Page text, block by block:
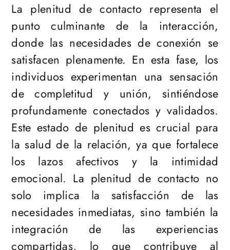
La plenitud de contacto representa el
punto culminante de la interacción,
donde las necesidades de conexión se
satisfacen plenamente. En esta fase, los
individuos experimentan una sensación
de completitud y unión, sintiéndose
profundamente conectados y validados.
Este estado de plenitud es crucial para
la salud de la relación, ya que fortalece
los lazos afectivos y la intimidad
emocional. La plenitud de contacto no
solo implica la satisfacción de las
necesidades inmediatas, sino también la
integración de las experiencias
compartidas, lo que contribuye al